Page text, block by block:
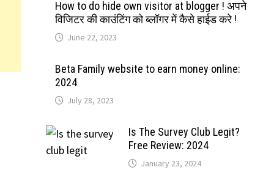
How to do hide own visitor at blogger ! अपने
विजिटर की काउंटिंग को ब्लॉगर में कैसे हाईड करे !
June 22, 2023
Beta Family website to earn money online:
2024
July 28, 2023
Is The Survey Club Legit?
Free Review: 2024
January 23, 2024